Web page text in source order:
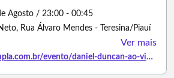
Agosto / 23:00 - 00:45
Rua Álvaro Mendes - Teresina/Piauí
Ver mais
https://www.sympla.com.br/evento/daniel-duncan-ao-vivo-em-teresina-14-08/3457279